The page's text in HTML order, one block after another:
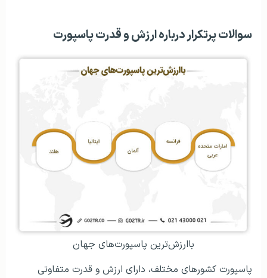
سوالات پرتکرار درباره ارزش و قدرت پاسپورت
باارزش‌ترین پاسپورت‌های جهان
پاسپورت کشورهای مختلف، دارای ارزش و قدرت متفاوتی